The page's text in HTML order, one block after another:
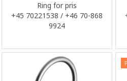
Ring for pris
+45 70221538 / +46 70-868
9924